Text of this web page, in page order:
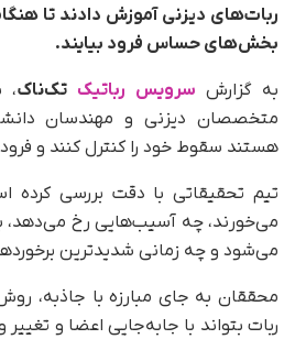
ربات‌‌های دیزنی آموزش دادند تا
بخش‌های حساس فرود بیایند.
به گزارش سرویس رباتیک تک‌ناک،
متخصصان دیزنی و مهندسان
هستند سقوط خود را کنترل کنند و
تیم تحقیقاتی با دقت بررسی کرده
می‌خورند، چه آسیب‌هایی رخ می‌دهد،
می‌شود و چه زمانی شدیدترین
محققان به جای مبارزه با جاذبه،
ربات بتواند با جابه‌جایی اعضا و